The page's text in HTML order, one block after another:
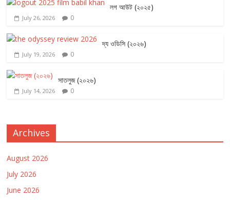
লগ আউট (২০২৫)
July 26, 2026 0
দ্য ওডিসি (২০২৬)
July 19, 2026 0
সাতলুজ (২০২৬)
July 14, 2026 0
Archives
August 2026
July 2026
June 2026